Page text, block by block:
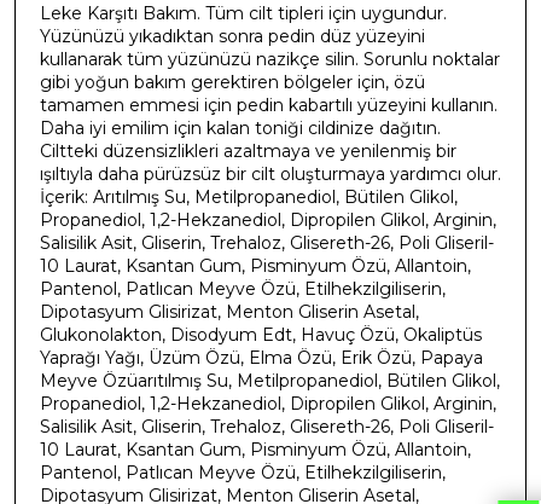
Leke Karşıtı Bakım. Tüm cilt tipleri için uygundur.
Yüzünüzü yıkadıktan sonra pedin düz yüzeyini
kullanarak tüm yüzünüzü nazikçe silin. Sorunlu noktalar
gibi yoğun bakım gerektiren bölgeler için, özü
tamamen emmesi için pedin kabartılı yüzeyini kullanın.
Daha iyi emilim için kalan toniği cildinize dağıtın.
Ciltteki düzensizlikleri azaltmaya ve yenilenmiş bir
ışıltıyla daha pürüzsüz bir cilt oluşturmaya yardımcı olur.
İçerik: Arıtılmış Su, Metilpropanediol, Bütilen Glikol,
Propanediol, 1,2-Hekzanediol, Dipropilen Glikol, Arginin,
Salisilik Asit, Gliserin, Trehaloz, Glisereth-26, Poli Gliseril-
10 Laurat, Ksantan Gum, Pisminyum Özü, Allantoin,
Pantenol, Patlıcan Meyve Özü, Etilhekzilgiliserin,
Dipotasyum Glisirizat, Menton Gliserin Asetal,
Glukonolakton, Disodyum Edt, Havuç Özü, Okaliptüs
Yaprağı Yağı, Üzüm Özü, Elma Özü, Erik Özü, Papaya
Meyve Özüarıtılmış Su, Metilpropanediol, Bütilen Glikol,
Propanediol, 1,2-Hekzanediol, Dipropilen Glikol, Arginin,
Salisilik Asit, Gliserin, Trehaloz, Glisereth-26, Poli Gliseril-
10 Laurat, Ksantan Gum, Pisminyum Özü, Allantoin,
Pantenol, Patlıcan Meyve Özü, Etilhekzilgiliserin,
Dipotasyum Glisirizat, Menton Gliserin Asetal,